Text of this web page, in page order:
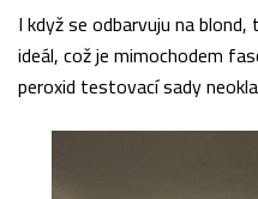
I když se odbarvuju na
ideál, což je mimochodem
peroxid testovací sady